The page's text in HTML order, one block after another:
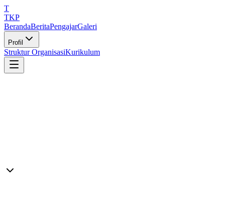
T
TKP
BerandaBeritaPengajarGaleri
Profil
Struktur OrganisasiKurikulum